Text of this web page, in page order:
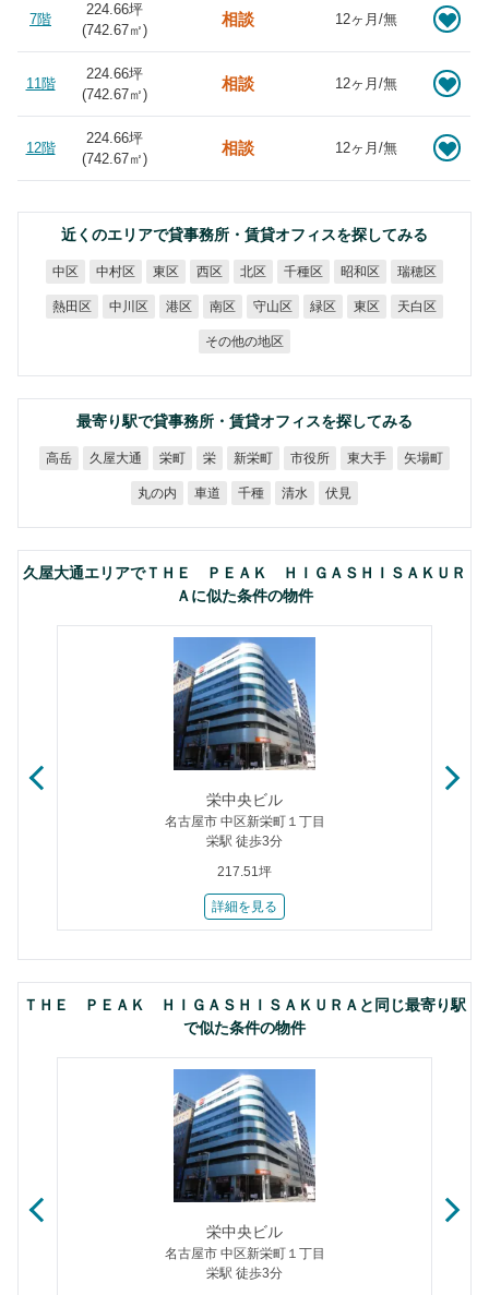
7階
224.66坪
(742.67㎡)
相談 12ヶ月/無
11階
224.66坪
(742.67㎡)
相談 12ヶ月/無
12階
224.66坪
(742.67㎡)
相談 12ヶ月/無
近くのエリアで貸事務所・賃貸オフィスを探してみる
中区 中村区 東区 西区 北区 千種区 昭和区 瑞穂区
熱田区 中川区 港区 南区 守山区 緑区 東区 天白区
その他の地区
最寄り駅で貸事務所・賃貸オフィスを探してみる
高岳 久屋大通 栄町 栄 新栄町 市役所 東大手 矢場町
丸の内 車道 千種 清水 伏見
久屋大通エリアでＴＨＥ ＰＥＡＫ ＨＩＧＡＳＨＩＳＡＫＵＲ
Ａに似た条件の物件
栄中央ビル
名古屋市 中区新栄町１丁目
栄駅 徒歩3分
217.51坪
詳細を見る
ＴＨＥ ＰＥＡＫ ＨＩＧＡＳＨＩＳＡＫＵＲＡと同じ最寄り駅
で似た条件の物件
栄中央ビル
名古屋市 中区新栄町１丁目
栄駅 徒歩3分